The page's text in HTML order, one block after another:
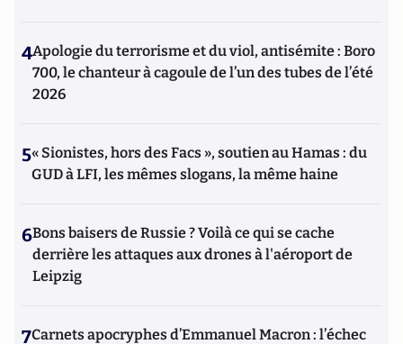
4Apologie du terrorisme et du viol, antisémite : Boro
700, le chanteur à cagoule de l’un des tubes de l’été
2026
5« Sionistes, hors des Facs », soutien au Hamas : du
GUD à LFI, les mêmes slogans, la même haine
6Bons baisers de Russie ? Voilà ce qui se cache
derrière les attaques aux drones à l'aéroport de
Leipzig
7Carnets apocryphes d’Emmanuel Macron : l’échec